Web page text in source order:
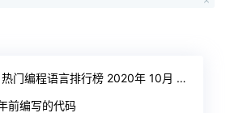
编程语言排行榜 2020年 10月 TOP10
前编写的代码